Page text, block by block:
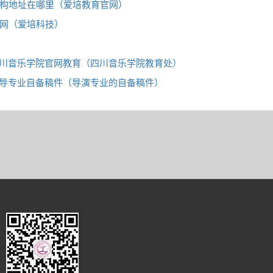
地址在哪里（爱培教育官网）
（爱培科技）
音乐学院官网教育（四川音乐学院教育处）
专业自备稿件（导演专业的自备稿件）